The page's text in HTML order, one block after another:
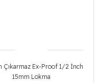
Çıkarmaz Ex-Proof 1/2 İnch
15mm Lokma